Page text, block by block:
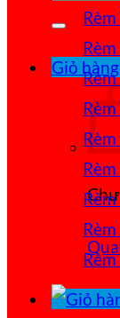
kiếm:
Giỏ